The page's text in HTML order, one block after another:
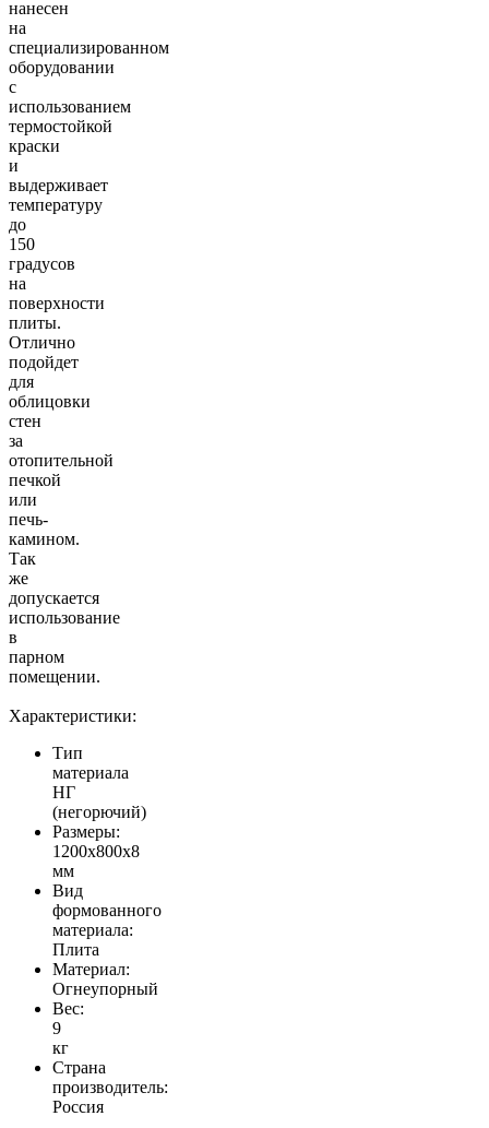
нанесен
на
специализированном
оборудовании
с
использованием
термостойкой
краски
и
выдерживает
температуру
до
150
градусов
на
поверхности
плиты.
Отлично
подойдет
для
облицовки
стен
за
отопительной
печкой
или
печь-
камином.
Так
же
допускается
использование
в
парном
помещении.
Характеристики:
Тип
материала
НГ
(негорючий)
Размеры:
1200х800х8
мм
Вид
формованного
материала:
Плита
Материал:
Огнеупорный
Вес:
9
кг
Страна
производитель:
Россия